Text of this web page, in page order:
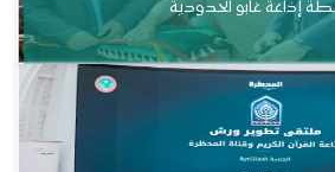
محطة إذاعة غابو الحدودية